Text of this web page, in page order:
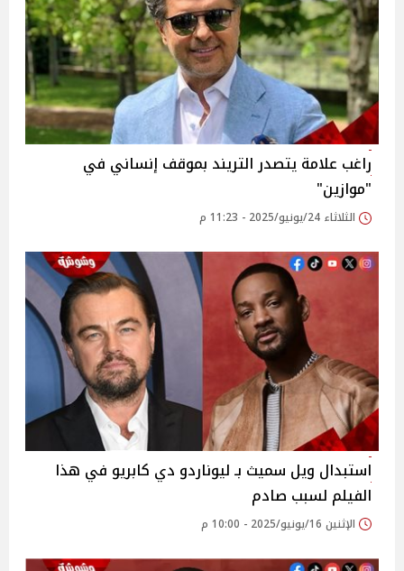
راغب علامة يتصدر التريند بموقف إنساني في
"موازين"‎
الثلاثاء 24/يونيو/2025 - 11:23 م
استبدال ويل سميث بـ ليوناردو دي كابريو في هذا
الفيلم لسبب صادم
الإثنين 16/يونيو/2025 - 10:00 م